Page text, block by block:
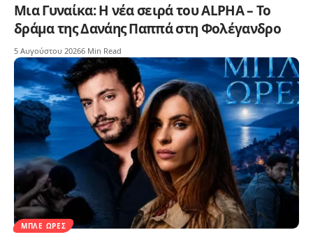
Μια Γυναίκα: Η νέα σειρά του ALPHA – Το
δράμα της Δανάης Παππά στη Φολέγανδρο
5 Αυγούστου 20266 Min Read
ΜΠΛΕ ΏΡΕΣ